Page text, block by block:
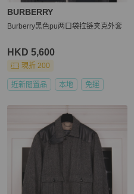
BURBERRY
Burberry黑色pu两口袋拉链夹克外套
HKD 5,600
現折 200
近新閒置品 本地 免運